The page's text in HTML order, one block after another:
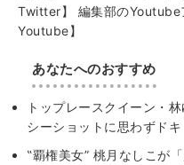
Twitter】
編集部のYoutube
Youtube】
あなたへのおすすめ
トップレースクイーン・
シーショットに思わずドキ
‟覇権美女” 桃月なしこが